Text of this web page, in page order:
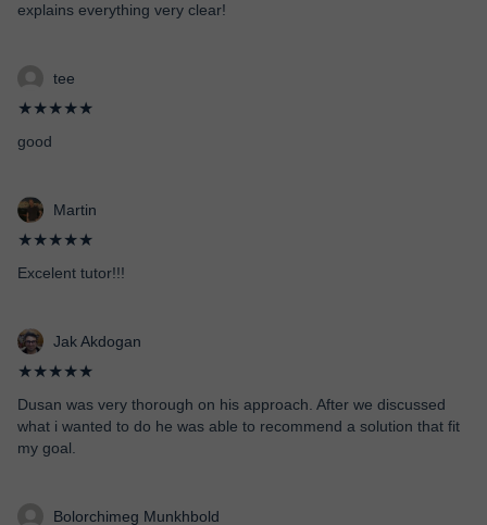
explains everything very clear!
tee
★★★★★
good
Martin
★★★★★
Excelent tutor!!!
Jak Akdogan
★★★★★
Dusan was very thorough on his approach. After we discussed
what i wanted to do he was able to recommend a solution that fit
my goal.
Bolorchimeg Munkhbold